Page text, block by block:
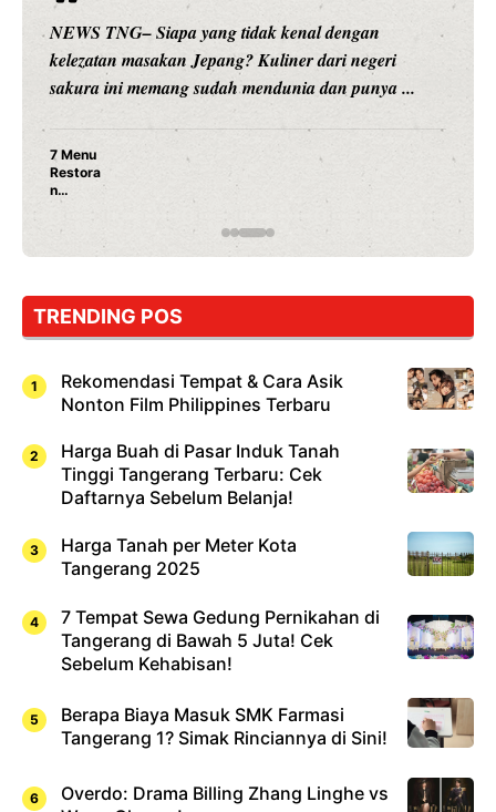
dengan
dari negeri
dan punya ...
NEWS TNG– Siapa sangka, dua
hiburan, Nunung Srimulat dan
merambah dunia kuliner dengan ...
Nunung Srimulat & Vicky
Rahasia Mami Bikin Nagih!
TRENDING POS
Rekomendasi Tempat & Cara Asik
Nonton Film Philippines Terbaru
Harga Buah di Pasar Induk Tanah
Tinggi Tangerang Terbaru: Cek
Daftarnya Sebelum Belanja!
Harga Tanah per Meter Kota
Tangerang 2025
7 Tempat Sewa Gedung Pernikahan di
Tangerang di Bawah 5 Juta! Cek
Sebelum Kehabisan!
Berapa Biaya Masuk SMK Farmasi
Tangerang 1? Simak Rinciannya di Sini!
Overdo: Drama Billing Zhang Linghe vs